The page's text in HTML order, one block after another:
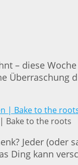
– diese
Überraschung
Bake to the roots
Jeder
Ding kann